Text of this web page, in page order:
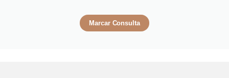
Marcar Consulta